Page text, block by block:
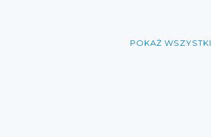
POKAŻ